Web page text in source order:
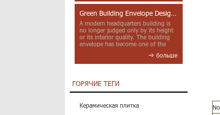
Green Building Envelope Design: Clay Sunscreen Fins for Modern Headquarters Architecture
A modern headquarters building is
no longer judged only by its height
or its interior quality. The building
envelope has become one of the
больше
ГОРЯЧИЕ ТЕГИ
Керамическая плитка